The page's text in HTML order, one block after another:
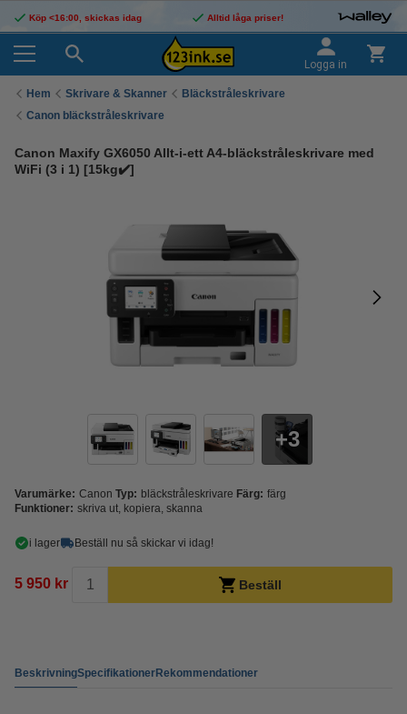
Köp <16:00, skickas idag Alltid låga priser!
Logga in
Hem Skrivare & Skanner
Bläckstråleskrivare
Canon bläckstråleskrivare
Canon Maxify GX6050 Allt-i-ett A4-bläckstråleskrivare med
WiFi (3 i 1) [15kg✔️]
3
Varumärke: Canon Typ: bläckstråleskrivare Färg: färg
Funktioner: skriva ut, kopiera, skanna
i lager Beställ nu så skickar vi idag!
5 950 kr Beställ
BeskrivningSpecifikationerRekommendationer